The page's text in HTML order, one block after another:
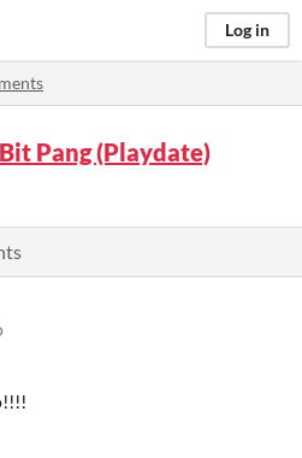
Log in
Pang (Playdate)